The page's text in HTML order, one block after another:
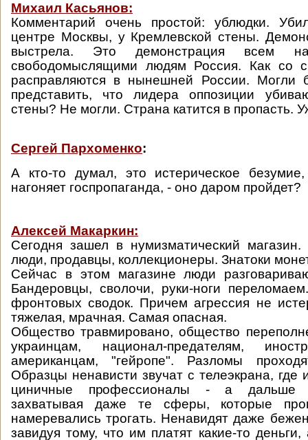
Михаил Касьянов:
Комментарий очень простой: ублюдки.
центре Москвы, у Кремлевской стены.
выстрела. Это демонстрация всем
свободомыслящими людям Россия. Как со
расправляются в нынешней России.
представить, что лидера оппозиции
стены? Не могли. Страна катится в пропасть.
Сергей Пархоменко:
А кто-то думал, это истерическое
нагоняет госпропаганда, - оно даром пройдет?
Алексей Макаркин:
Сегодня зашел в нумизматический
люди, продавцы, коллекционеры. Знатоки
Сейчас в этом магазине люди
Бандеровцы, сволочи, руки-ноги
фронтовых сводок. Причем агрессия не
тяжелая, мрачная. Самая опасная.
Общество травмировано, общество
украинцам, национал-предателям,
американцам, "гейропе". Разломы
Образцы ненависти звучат с телеэкрана, где
циничные профессионалы - а дальше
захватывая даже те сферы, которые
намеревались трогать. Ненавидят даже
завидуя тому, что им платят какие-то